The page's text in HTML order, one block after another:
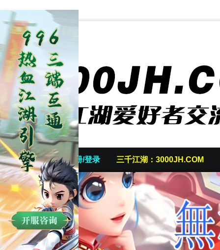
首页 发帖/注册/登录 三千江湖：3000JH.COM